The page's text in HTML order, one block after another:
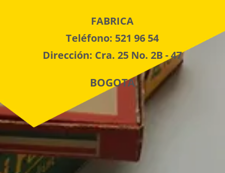
FABRICA
Teléfono: 521 96 54
Dirección: Cra. 25 No. 2B - 47
BOGOTA